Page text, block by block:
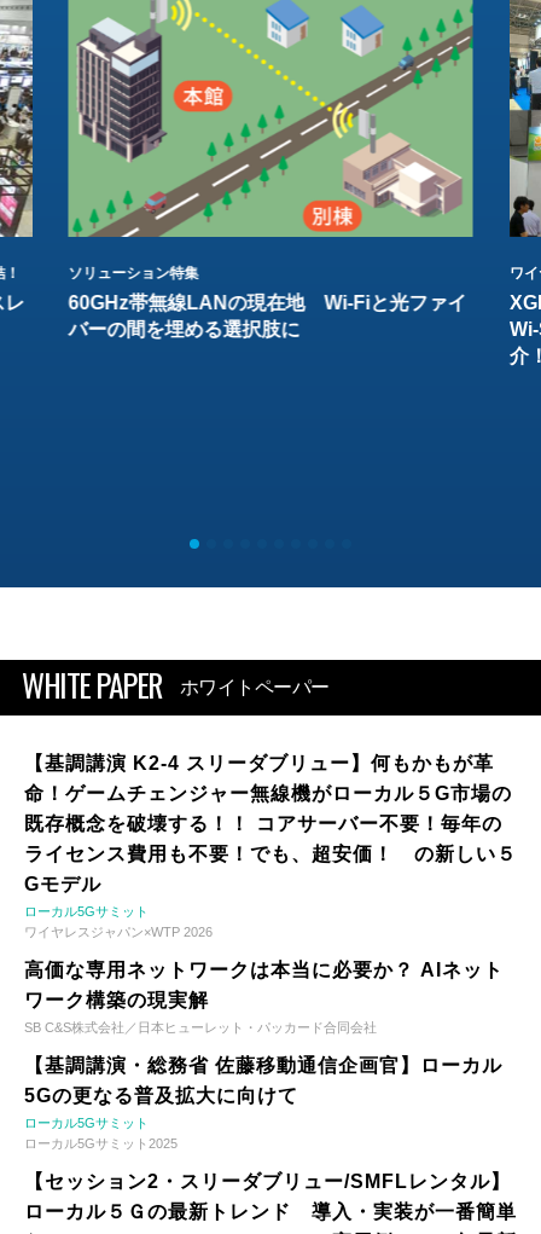
レ
ソリューション特集
60GHz帯無線LANの現在地 Wi-Fiと光ファイ
バーの間を埋める選択肢に
ワ
介
WHITE PAPER ホワイトペーパー
【基調講演 K2-4 スリーダブリュー】何もかもが革
命！ゲームチェンジャー無線機がローカル５G市場の
既存概念を破壊する！！ コアサーバー不要！毎年の
ライセンス費用も不要！でも、超安価！ の新しい５
Gモデル
ローカル5Gサミット
ワイヤレスジャパン×WTP 2026
高価な専用ネットワークは本当に必要か？ AIネット
ワーク構築の現実解
SB C&S株式会社／日本ヒューレット・パッカード合同会社
【基調講演・総務省 佐藤移動通信企画官】ローカル
5Gの更なる普及拡大に向けて
ローカル5Gサミット
ローカル5Gサミット2025
【セッション2・スリーダブリュー/SMFLレンタル】
ローカル５Ｇの最新トレンド 導入・実装が一番簡単